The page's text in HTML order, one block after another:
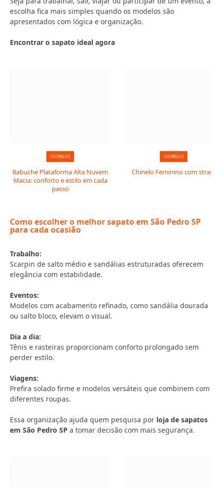
escolha fica mais simples quando os modelos são
apresentados com lógica e organização.
Encontrar o sapato ideal agora
CHINELOS
Babuche Plataforma Alta Nuvem
Macia: conforto e estilo em cada
passo
CHINELOS
Chinelo Feminino com strass
Como escolher o melhor sapato em São Pedro SP
para cada ocasião
Trabalho:
Scarpin de salto médio e sandálias estruturadas oferecem
elegância com estabilidade.
Eventos:
Modelos com acabamento refinado, como sandália dourada
ou salto bloco, elevam o visual.
Dia a dia:
Tênis e rasteiras proporcionam conforto prolongado sem
perder estilo.
Viagens:
Prefira solado firme e modelos versáteis que combinem com
diferentes roupas.
Essa organização ajuda quem pesquisa por loja de sapatos
em São Pedro SP a tomar decisão com mais segurança.